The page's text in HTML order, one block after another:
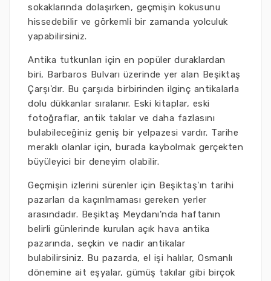
sokaklarında dolaşırken, geçmişin kokusunu
hissedebilir ve görkemli bir zamanda yolculuk
yapabilirsiniz.
Antika tutkunları için en popüler duraklardan
biri, Barbaros Bulvarı üzerinde yer alan Beşiktaş
Çarşı'dır. Bu çarşıda birbirinden ilginç antikalarla
dolu dükkanlar sıralanır. Eski kitaplar, eski
fotoğraflar, antik takılar ve daha fazlasını
bulabileceğiniz geniş bir yelpazesi vardır. Tarihe
meraklı olanlar için, burada kaybolmak gerçekten
büyüleyici bir deneyim olabilir.
Geçmişin izlerini sürenler için Beşiktaş'ın tarihi
pazarları da kaçırılmaması gereken yerler
arasındadır. Beşiktaş Meydanı'nda haftanın
belirli günlerinde kurulan açık hava antika
pazarında, seçkin ve nadir antikalar
bulabilirsiniz. Bu pazarda, el işi halılar, Osmanlı
dönemine ait eşyalar, gümüş takılar gibi birçok